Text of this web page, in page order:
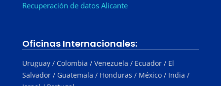
Recuperación de datos Alicante
Oficinas Internacionales:
Uruguay / Colombia / Venezuela / Ecuador / El
Salvador / Guatemala / Honduras / México / India /